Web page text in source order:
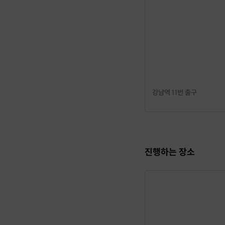
매주 금요일 6시 30분에
지금 현재 다른 모임들이
강남역 11번 출구
진행하는 장소